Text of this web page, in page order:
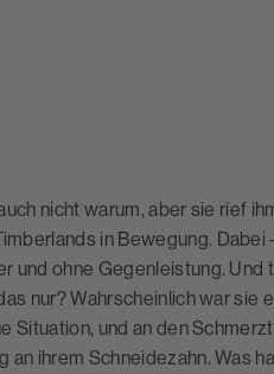
nicht warum, aber sie rief
in Bewegung. Dabei
und ohne Gegenleistung. Und
nur? Wahrscheinlich war sie
Situation, und an den
an ihrem Schneidezahn. Was